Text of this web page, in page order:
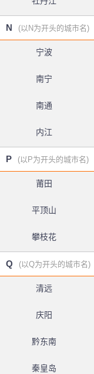
N (以N为开头的城市名)
宁波
南宁
南通
内江
P (以P为开头的城市名)
莆田
平顶山
攀枝花
Q (以Q为开头的城市名)
清远
庆阳
黔东南
秦皇岛